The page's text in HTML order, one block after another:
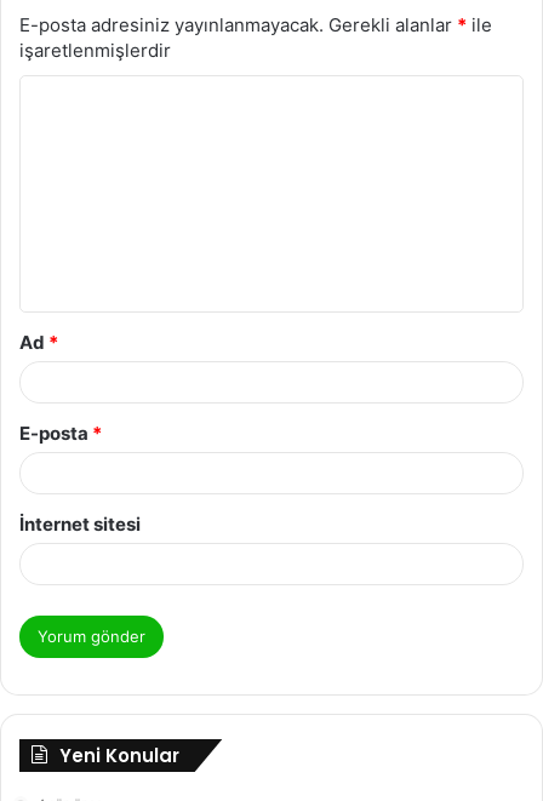
E-posta adresiniz yayınlanmayacak. Gerekli alanlar * ile
işaretlenmişlerdir
Ad *
E-posta *
İnternet sitesi
Yeni Konular